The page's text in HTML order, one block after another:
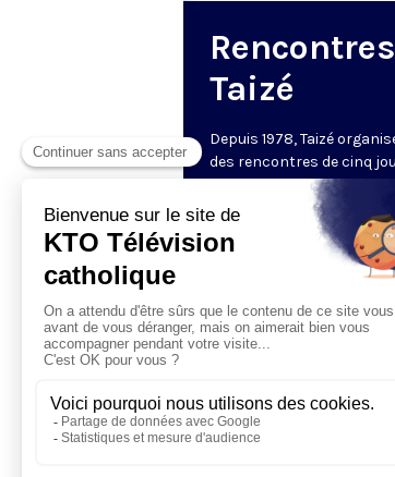
Taizé
Depuis 1978, Taizé
des rencontres de cinq
d'Europe sous le nom de
Confiance sur la Terre. Des
milliers de jeunes y
hébergés dans les
Visiter la page de